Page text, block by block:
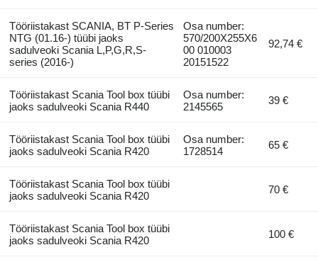
Tööriistakast SCANIA, BT P-Series
NTG (01.16-) tüübi jaoks
sadulveoki Scania L,P,G,R,S-
series (2016-)
Osa number:
570/200X255X6
00 010003
20151522
92,74 €
Tööriistakast Scania Tool box tüübi
jaoks sadulveoki Scania R440
Osa number:
2145565
39 €
Tööriistakast Scania Tool box tüübi
jaoks sadulveoki Scania R420
Osa number:
1728514
65 €
Tööriistakast Scania Tool box tüübi
jaoks sadulveoki Scania R420
70 €
Tööriistakast Scania Tool box tüübi
jaoks sadulveoki Scania R420
100 €